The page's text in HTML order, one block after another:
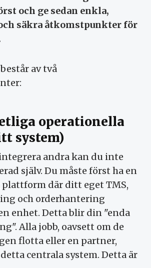
och ge sedan enkla,
säkra åtkomstpunkter för
av två
operationella
system)
andra kan du inte
själv. Du måste först ha en
där ditt eget TMS,
och orderhantering
enhet. Detta blir din "enda
Alla jobb, oavsett om de
flotta eller en partner,
centrala system. Detta är